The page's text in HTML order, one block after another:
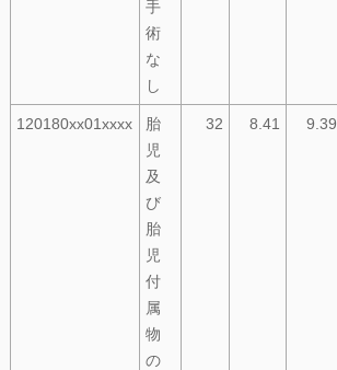
手
術
な
し
120180xx01xxxx
胎
児
及
び
胎
児
付
属
物
の
32 8.41 9.39